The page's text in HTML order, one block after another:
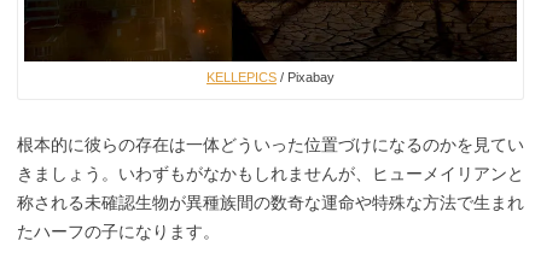
KELLEPICS / Pixabay
根本的に彼らの存在は一体どういった位置づけになるのかを見てい
きましょう。いわずもがなかもしれませんが、ヒューメイリアンと
称される未確認生物が異種族間の数奇な運命や特殊な方法で生まれ
たハーフの子になります。